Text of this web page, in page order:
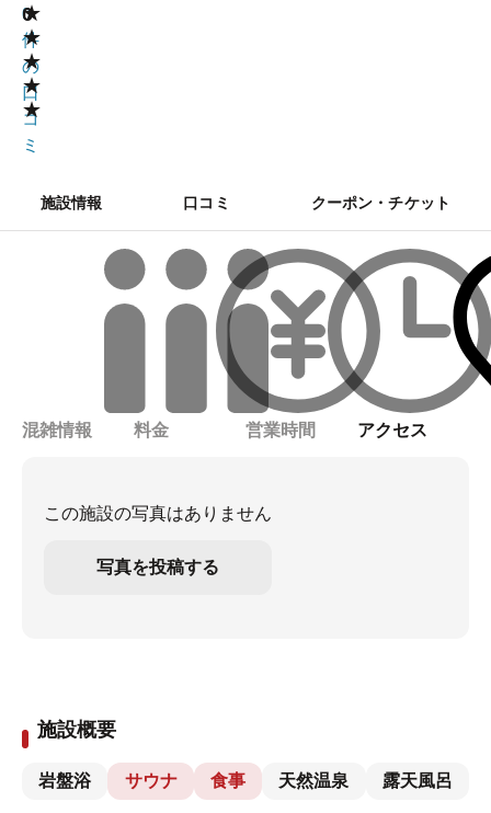
★
★
★
★
★
0
0
件
の
口
コ
ミ
施設情報 口コミ クーポン・チケット
混雑情報 料金 営業時間 アクセス
この施設の写真はありません
写真を投稿する
施設概要
岩盤浴 サウナ 食事 天然温泉 露天風呂